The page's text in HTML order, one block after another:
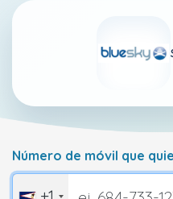
Número de móvil que